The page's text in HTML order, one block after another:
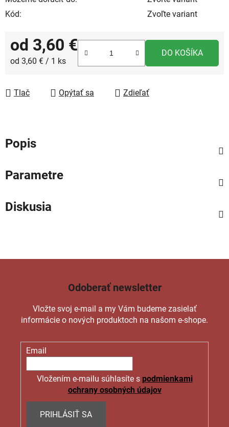
Kód:
Zvoľte variant
od 3,60 €
Jednotková cena:
od 3,60 € / 1 ks
DO KOŠÍKA
Tlač Opýtať sa Zdieľať
Popis
Parametre
Diskusia
Odoberať newsletter
Vložte svoj e-mail a my Vám budeme zasielať
informácie o nových produktoch na našom e-shope.
Email
Vložením e-mailu súhlasíte s podmienkami
ochrany osobných údajov
PRIHLÁSIŤ SA